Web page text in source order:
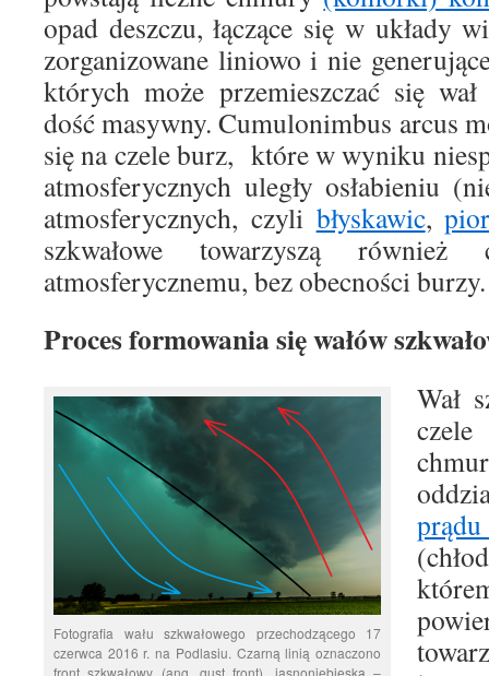
opad deszczu, łączące się w układy
zorganizowane liniowo i nie
których może przemieszczać się wał
dość masywny. Cumulonimbus arcus
się na czele burz, które w wyniku
atmosferycznych uległy osłabieniu
atmosferycznych, czyli błyskawic,
szkwałowe towarzyszą również
atmosferycznemu, bez obecności burzy.
Proces formowania się wałów
Fotografia wału szkwałowego przechodzącego 17
czerwca 2016 r. na Podlasiu. Czarną linią oznaczono
front szkwałowy (ang. gust front), jasnoniebieską –
Wał